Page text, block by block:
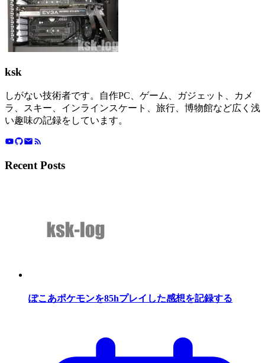
ksk
しがない技術者です。自作PC、ゲーム、ガジェット、カメ
ラ、スキー、インラインスケート、旅行、博物館など広く浅
い趣味の記録をしています。
Recent Posts
ぽこあポケモンを85hプレイした感想を記録する